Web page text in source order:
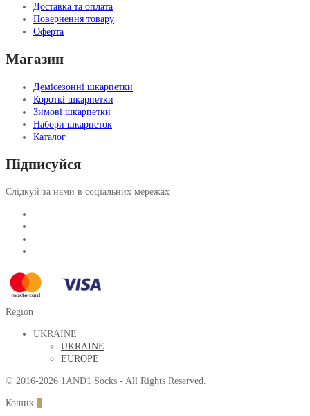
Доставка та оплата
Повернення товару
Оферта
Магазин
Демісезонні шкарпетки
Короткі шкарпетки
Зимові шкарпетки
Набори шкарпеток
Каталог
Підписуйся
Слідкуй за нами в соціальних мережах
Region
UKRAINE
UKRAINE
EUROPE
© 2016-2026 1AND1 Socks - All Rights Reserved.
Кошик